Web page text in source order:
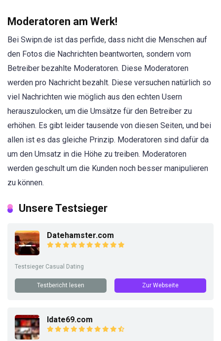
Moderatoren am Werk!
Bei Swipn.de ist das perfide, dass nicht die Menschen auf
den Fotos die Nachrichten beantworten, sondern vom
Betreiber bezahlte Moderatoren. Diese Moderatoren
werden pro Nachricht bezahlt. Diese versuchen natürlich so
viel Nachrichten wie möglich aus den echten Usern
herauszulocken, um die Umsätze für den Betreiber zu
erhöhen. Es gibt leider tausende von diesen Seiten, und bei
allen ist es das gleiche Prinzip. Moderatoren sind dafür da
um den Umsatz in die Höhe zu treiben. Moderatoren
werden geschult um die Kunden noch besser manipulieren
zu können.
Unsere Testsieger
Datehamster.com
Testsieger Casual Dating
Testbericht lesen Zur Webseite
Idate69.com